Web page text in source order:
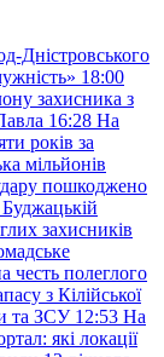
Дністровського
18:00
захисника з
16:28 На
років за
мільйонів
пошкоджено
захисників
честь полеглого
з Кілійської
та ЗСУ 12:53 На
які локації